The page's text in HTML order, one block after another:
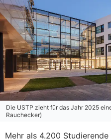
Die USTP zieht für das Jahr 2025
Rauchecker)
Mehr als 4.200